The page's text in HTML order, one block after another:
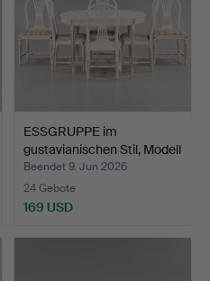
ESSGRUPPE im
gustavianischen Stil, Modell
…
Beendet 9. Jun 2026
24 Gebote
169 USD